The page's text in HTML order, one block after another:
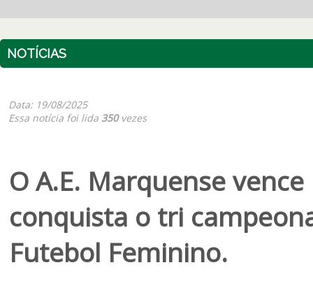
NOTÍCIAS
Data: 19/08/2025
Essa notícia foi lida 350vezes
O A.E. Marquense
conquista o tri
Futebol Feminino.